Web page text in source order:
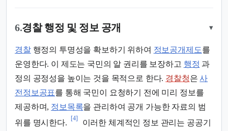
6.경찰 행정 및 정보 공개 ▾
경찰행정의 투명성을 확보하기 위하여 정보공개제도를
운영한다. 이 제도는 국민의 알 권리를 보장하고 행정 과
정의 공정성을 높이는 것을 목적으로 한다. 경찰청은사
전정보공표를 통해 국민이 요청하기 전에 미리 정보를
제공하며, 정보목록을 관리하여 공개 가능한 자료의 범
위를 명시한다.
[4]
이러한 체계적인 정보 관리는 공공기